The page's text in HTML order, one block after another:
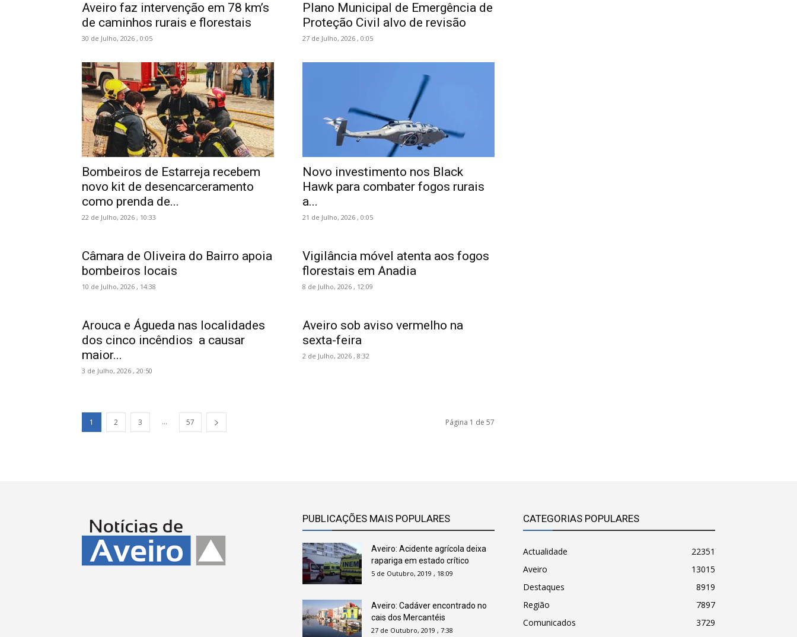
Aveiro faz intervenção em 78 km’s
de caminhos rurais e florestais
30 de Julho, 2026 , 0:05
Plano Municipal de Emergência de
Proteção Civil alvo de revisão
27 de Julho, 2026 , 0:05
Bombeiros de Estarreja recebem
novo kit de desencarceramento
como prenda de...
22 de Julho, 2026 , 10:33
Novo investimento nos Black
Hawk para combater fogos rurais
a...
21 de Julho, 2026 , 0:05
Câmara de Oliveira do Bairro apoia
bombeiros locais
10 de Julho, 2026 , 14:38
Vigilância móvel atenta aos fogos
florestais em Anadia
8 de Julho, 2026 , 12:09
Arouca e Águeda nas localidades
dos cinco incêndios a causar
maior...
3 de Julho, 2026 , 20:50
Aveiro sob aviso vermelho na
sexta-feira
2 de Julho, 2026 , 8:32
1 2 3 ... 57 Página 1 de 57
PUBLICAÇÕES MAIS POPULARES
Aveiro: Acidente agrícola deixa
rapariga em estado crítico
5 de Outubro, 2019 , 18:09
Aveiro: Cadáver encontrado no
cais dos Mercantéis
27 de Outubro, 2019 , 7:38
CATEGORIAS POPULARES
Actualidade
22351
Aveiro
13015
Destaques
8919
Região
7897
Comunicados
3729